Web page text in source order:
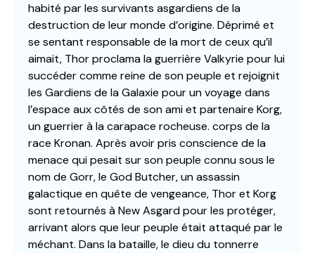
habité par les survivants asgardiens de la
destruction de leur monde d’origine. Déprimé et
se sentant responsable de la mort de ceux qu’il
aimait, Thor proclama la guerrière Valkyrie pour lui
succéder comme reine de son peuple et rejoignit
les Gardiens de la Galaxie pour un voyage dans
l’espace aux côtés de son ami et partenaire Korg,
un guerrier à la carapace rocheuse. corps de la
race Kronan. Après avoir pris conscience de la
menace qui pesait sur son peuple connu sous le
nom de Gorr, le God Butcher, un assassin
galactique en quête de vengeance, Thor et Korg
sont retournés à New Asgard pour les protéger,
arrivant alors que leur peuple était attaqué par le
méchant. Dans la bataille, le dieu du tonnerre